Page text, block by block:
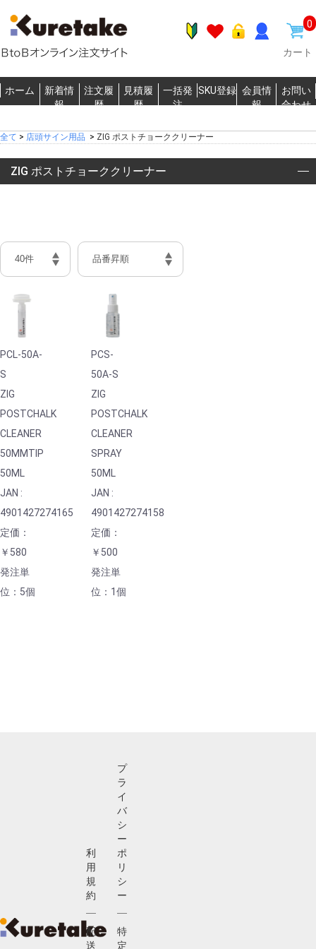
0
カート
ホーム
新着情
報
注文履
歴
見積履
歴
一括発
注
SKU登録 会員情
報
お問い
合わせ
全て > 店頭サイン用品 > ZIG ポストチョーククリーナー
ZIG ポストチョーククリーナー
PCL-50A-
S
ZIG
POSTCHALK
CLEANER
50MMTIP
50ML
JAN :
4901427274165
定価：
￥580
発注単
位：5個
PCS-
50A-S
ZIG
POSTCHALK
CLEANER
SPRAY
50ML
JAN :
4901427274158
定価：
￥500
発注単
位：1個
利
用
規
約
配
送
プ
ラ
イ
バ
シ
ー
ポ
リ
シ
ー
特
定